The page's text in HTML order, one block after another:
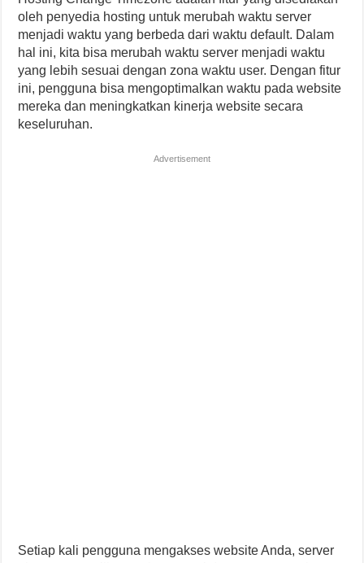
oleh penyedia hosting untuk merubah waktu server
menjadi waktu yang berbeda dari waktu default. Dalam
hal ini, kita bisa merubah waktu server menjadi waktu
yang lebih sesuai dengan zona waktu user. Dengan fitur
ini, pengguna bisa mengoptimalkan waktu pada website
mereka dan meningkatkan kinerja website secara
keseluruhan.
Advertisement
Setiap kali pengguna mengakses website Anda, server